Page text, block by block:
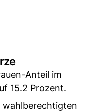
Anteil im
15.2 Prozent.
wahlberechtigten